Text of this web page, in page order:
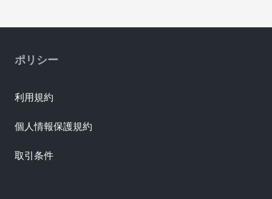
ポリシー
利用規約
個人情報保護規約
取引条件